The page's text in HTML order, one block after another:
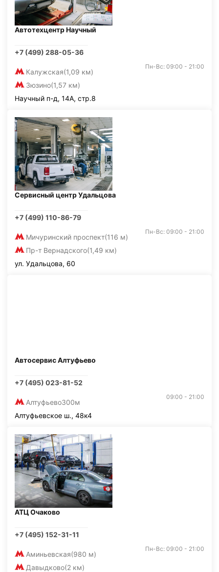
Автотехцентр Научный
+7 (499) 288-05-36
Калужская(1,09 км)
Зюзино(1,57 км)
Пн-Вс: 09:00 - 21:00
Научный п-д, 14А, стр.8
Сервисный центр Удальцова
+7 (499) 110-86-79
Мичуринский проспект(116 м)
Пр-т Вернадского(1,49 км)
Пн-Вс: 09:00 - 21:00
ул. Удальцова, 60
Автосервис Алтуфьево
+7 (495) 023-81-52
Алтуфьево300м
09:00 - 21:00
Алтуфьевское ш., 48к4
АТЦ Очаково
+7 (495) 152-31-11
Аминьевская(980 м)
Давыдково(2 км)
Пн-Вс: 09:00 - 21:00